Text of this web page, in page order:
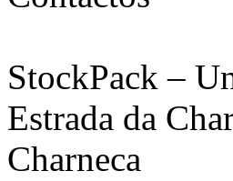
StockPack –
Estrada da
Charneca